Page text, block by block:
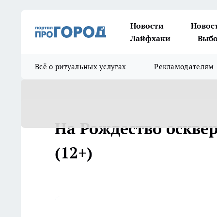
Новости
Лайфхаки
Всё о ритуальных услугах Рекламодателям
На Рождество
(12+)